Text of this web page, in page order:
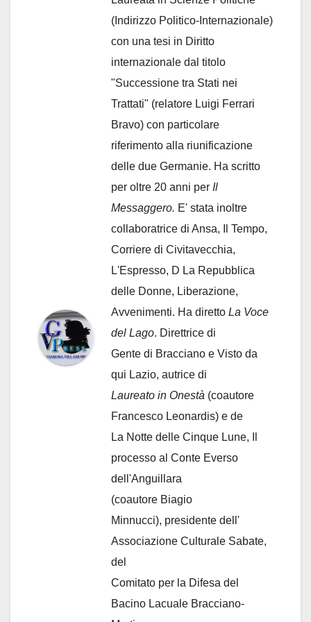
(Indirizzo Politico-Internazionale)
con una tesi in Diritto
internazionale dal titolo
"Successione tra Stati nei
Trattati" (relatore Luigi Ferrari
Bravo) con particolare
riferimento alla riunificazione
delle due Germanie. Ha scritto
per oltre 20 anni per Il
Messaggero. E' stata inoltre
collaboratrice di Ansa, Il Tempo,
Corriere di Civitavecchia,
L'Espresso, D La Repubblica
delle Donne, Liberazione,
Avvenimenti. Ha diretto La Voce
del Lago. Direttrice di
Gente di Bracciano e Visto da
qui Lazio, autrice di
Laureato in Onestà (coautore
Francesco Leonardis) e de
La Notte delle Cinque Lune, Il
processo al Conte Everso
dell'Anguillara
(coautore Biagio
Minnucci), presidente dell'
Associazione Culturale Sabate,
del
Comitato per la Difesa del
Bacino Lacuale Bracciano-